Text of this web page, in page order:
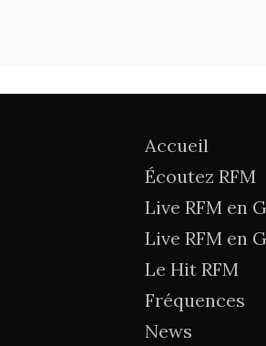
Accueil
Écoutez RFM
Live RFM en
Live RFM en
Le Hit RFM
Fréquences
News